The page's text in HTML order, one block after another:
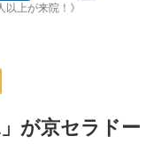
上が来院！》
が京セラドー